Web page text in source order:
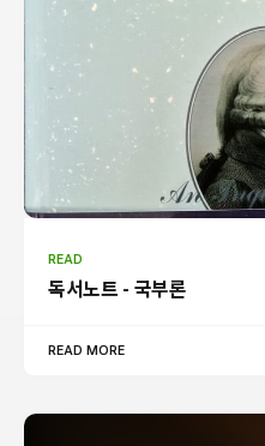
READ
독서노트 - 국부론
READ MORE